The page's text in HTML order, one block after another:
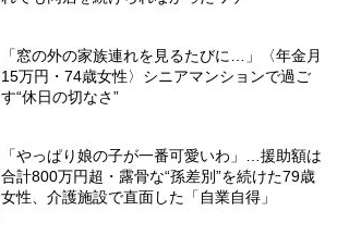
「窓の外の家族連れを見るたびに…」〈年金月
15万円・74歳女性〉シニアマンションで過ご
す“休日の切なさ”
「やっぱり娘の子が一番可愛いわ」…援助額は
合計800万円超・露骨な“孫差別”を続けた79歳
女性、介護施設で直面した「自業自得」